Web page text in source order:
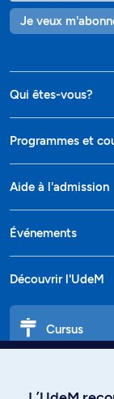
Je veux
Qui êtes-vous?
Programmes et
Aide à l'admission
Événements
Découvrir l'UdeM
Cursus